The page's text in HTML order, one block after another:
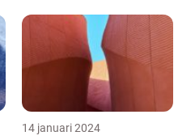
14 januari 2024